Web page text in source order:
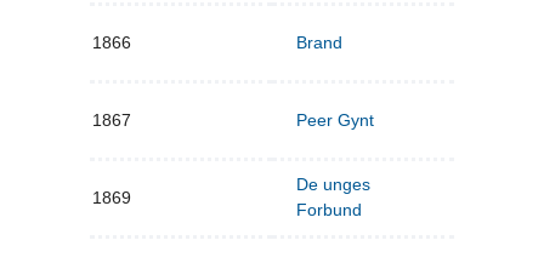
1866 Brand
1867 Peer Gynt
1869
De unges
Forbund